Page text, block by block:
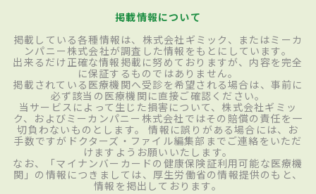
掲載情報について
掲載している各種情報は、株式会社ギミック、またはミーカ
ンパニー株式会社が調査した情報をもとにしています。
出来るだけ正確な情報掲載に努めておりますが、内容を完全
に保証するものではありません。
掲載されている医療機関へ受診を希望される場合は、事前に
必ず該当の医療機関に直接ご確認ください。
当サービスによって生じた損害について、株式会社ギミッ
ク、およびミーカンパニー株式会社ではその賠償の責任を一
切負わないものとします。 情報に誤りがある場合には、お
手数ですがドクターズ・ファイル編集部までご連絡をいただ
けますようお願いいたします。
なお、「マイナンバーカードの健康保険証利用可能な医療機
関」の情報につきましては、厚生労働省の情報提供のもと、
情報を掲出しております。